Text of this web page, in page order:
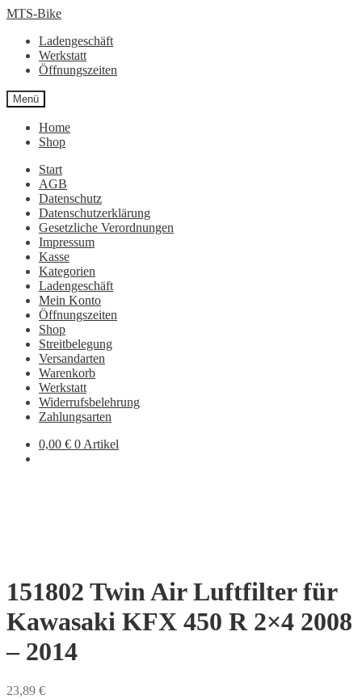
Zur
springen
Zum
springen
MTS-Bike
Ladengeschäft
Werkstatt
Öffnungszeiten
Menü
Home
Shop
Start
AGB
Datenschutz
Datenschutzerklärung
Gesetzliche Verordnungen
Impressum
Kasse
Kategorien
Ladengeschäft
Mein Konto
Öffnungszeiten
Shop
Streitbelegung
Versandarten
Warenkorb
Werkstatt
Widerrufsbelehrung
Zahlungsarten
0,00 € 0 Artikel
151802 Twin Air Luftfilter für
Kawasaki KFX 450 R 2×4 2008
– 2014
23,89 €